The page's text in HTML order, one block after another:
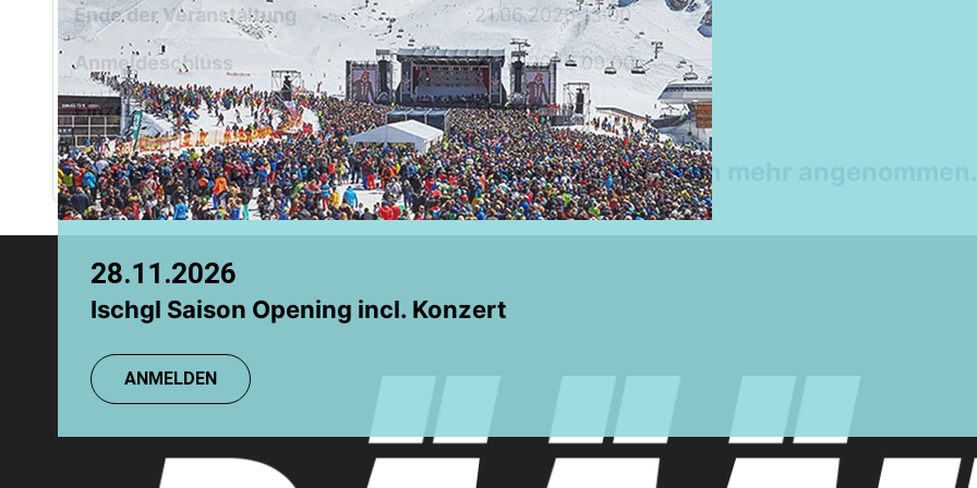
Chamonix
Grindelwald
28.11.2026
Ischgl Saison Opening incl. Konzert
ANMELDEN
08.08.2026
TR: Einsteigerkurs
ANMELDEN
Ende der Veranstaltung 21.06.2026 13:00
Anmeldeschluss 21.06.2026 09:00
Einzelpreis 50,00€
Für diese Veranstaltung werden keine Anmeldungen mehr angenommen.